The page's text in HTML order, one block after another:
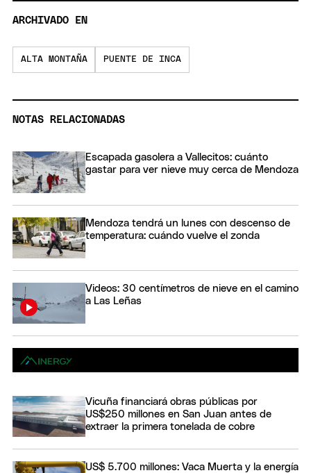
ARCHIVADO EN
ALTA MONTAÑA PUENTE DE INCA
NOTAS RELACIONADAS
Escapada gasolera a Vallecitos: cuánto
gastar para ver nieve muy cerca de Mendoza
Mendoza tendrá un lunes con descenso de
temperatura: cuándo vuelve el zonda
Videos: 30 centímetros de nieve en el camino
a Las Leñas
Vicuña financiará obras públicas por
US$250 millones en San Juan antes de
extraer la primera tonelada de cobre
US$ 5.700 millones: Vaca Muerta y la energía